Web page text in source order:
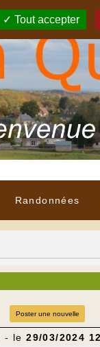
Randonnées
Poster une nouvelle
- le29/03/2024
Tout accepter